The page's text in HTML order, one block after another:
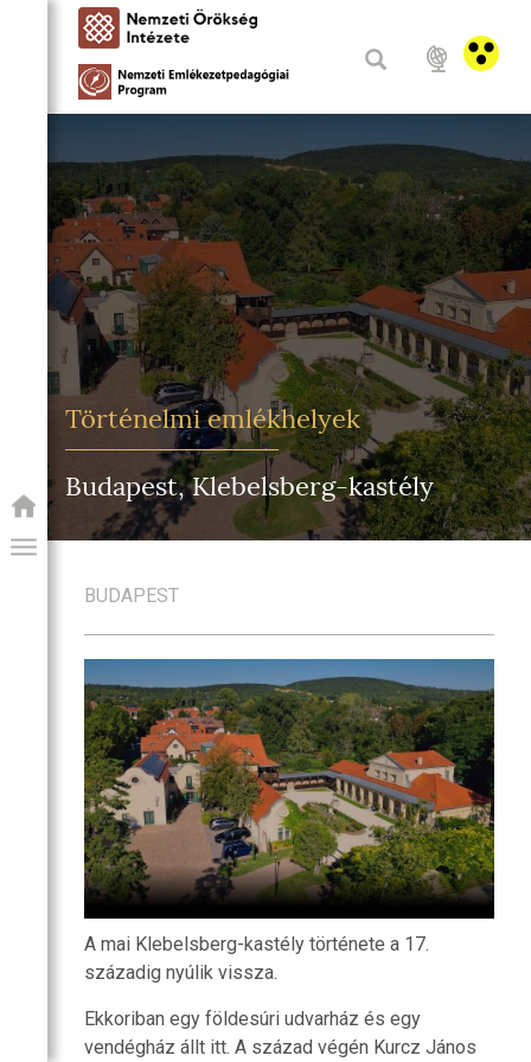
PROGRAM
Történelmi emlékhelyek
Budapest, Klebelsberg-kastély
BUDAPEST
A mai Klebelsberg-kastély története a 17.
századig nyúlik vissza.
Ekkoriban egy földesúri udvarház és egy
vendégház állt itt. A század végén Kurcz János